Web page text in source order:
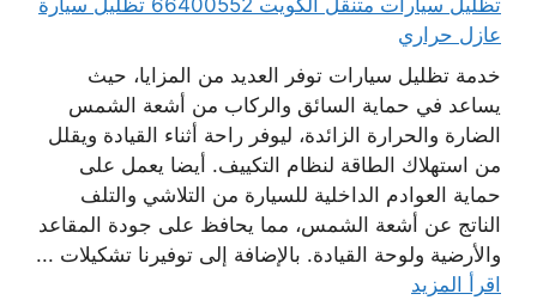
تظليل سيارات متنقل الكويت 66400552 تظليل سيارة
عازل حراري
خدمة تظليل سيارات توفر العديد من المزايا، حيث
يساعد في حماية السائق والركاب من أشعة الشمس
الضارة والحرارة الزائدة، ليوفر راحة أثناء القيادة ويقلل
من استهلاك الطاقة لنظام التكييف. أيضا يعمل على
حماية العوادم الداخلية للسيارة من التلاشي والتلف
الناتج عن أشعة الشمس، مما يحافظ على جودة المقاعد
والأرضية ولوحة القيادة. بالإضافة إلى توفيرنا تشكيلات ...
اقرأ المزيد